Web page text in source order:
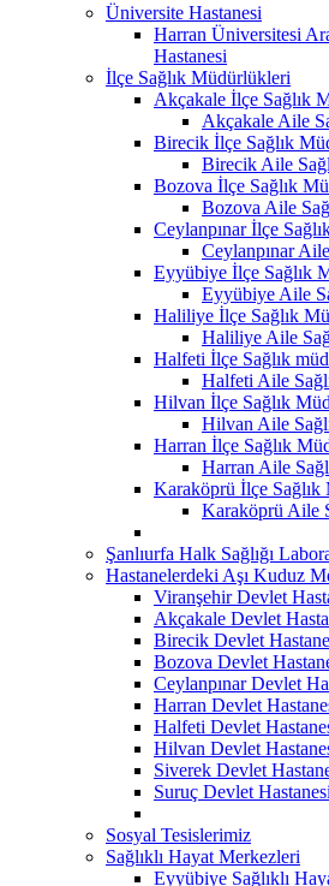
Üniversite Hastanesi
Harran Üniversitesi
Hastanesi
İlçe Sağlık Müdürlükleri
Akçakale İlçe Sağlık
Akçakale Aile
Birecik İlçe Sağlık
Birecik Aile
Bozova İlçe Sağlık
Bozova Aile
Ceylanpınar İlçe
Ceylanpınar
Eyyübiye İlçe Sağlık
Eyyübiye Aile
Haliliye İlçe Sağlık
Haliliye Aile
Halfeti İlçe Sağlık
Halfeti Aile
Hilvan İlçe Sağlık
Hilvan Aile
Harran İlçe Sağlık
Harran Aile
Karaköprü İlçe Sağlık
Karaköprü Aile
Şanlıurfa Halk Sağlığı
Hastanelerdeki Aşı Kuduz
Viranşehir Devlet
Akçakale Devlet
Birecik Devlet
Bozova Devlet
Ceylanpınar Devlet
Harran Devlet
Halfeti Devlet
Hilvan Devlet
Siverek Devlet
Suruç Devlet
Sosyal Tesislerimiz
Sağlıklı Hayat Merkezleri
Eyyübiye Sağlıklı